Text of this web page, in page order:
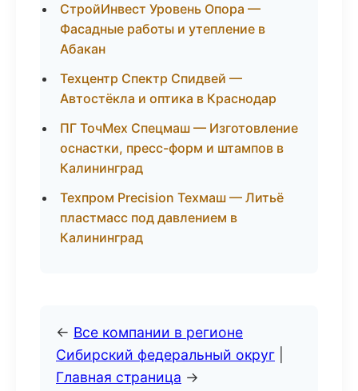
СтройИнвест Уровень Опора —
Фасадные работы и утепление в
Абакан
Техцентр Спектр Спидвей —
Автостёкла и оптика в Краснодар
ПГ ТочМех Спецмаш — Изготовление
оснастки, пресс-форм и штампов в
Калининград
Техпром Precision Техмаш — Литьё
пластмасс под давлением в
Калининград
← Все компании в регионе
Сибирский федеральный округ
Главная страница →